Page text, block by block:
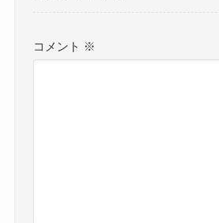
コメント ※